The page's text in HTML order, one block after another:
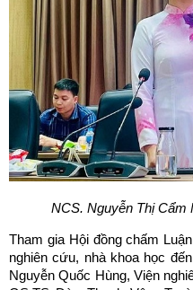
NCS. Nguyễn Thị Cẩm
Tham gia Hội đồng chấm
nghiên cứu, nhà khoa học
Nguyễn Quốc Hùng, Viện